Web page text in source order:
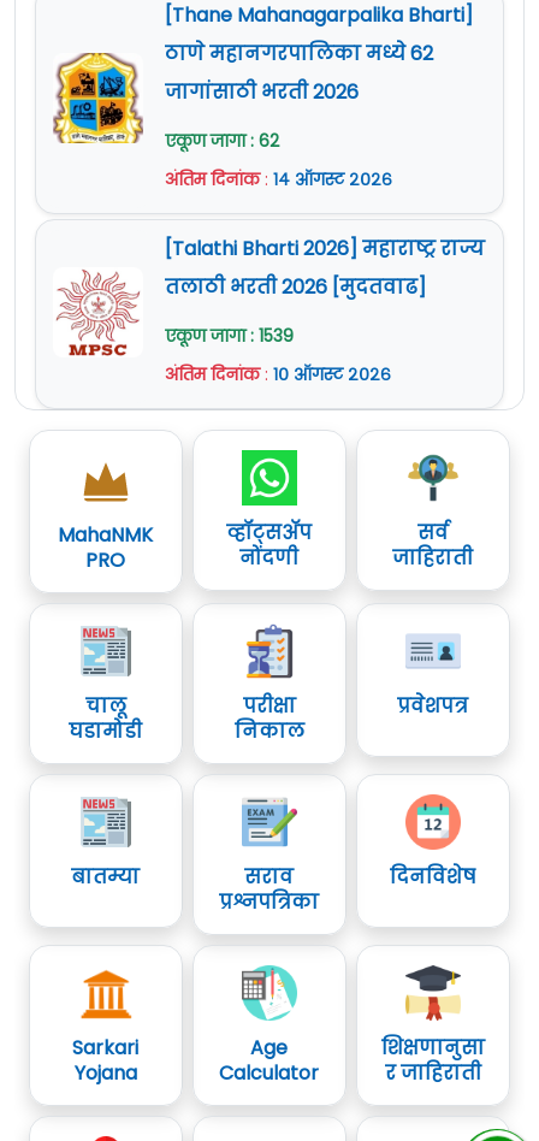
[Thane Mahanagarpalika Bharti]
ठाणे महानगरपालिका मध्ये 62
जागांसाठी भरती 2026
एकूण जागा : 62
अंतिम दिनांक: १४ ऑगस्ट २०२६
[Talathi Bharti 2026] महाराष्ट्र राज्य
तलाठी भरती 2026 [मुदतवाढ]
एकूण जागा : 1539
अंतिम दिनांक: १० ऑगस्ट २०२६
MahaNMK
PRO
व्हॉट्सॲप
नोंदणी
सर्व
जाहिराती
चालू
घडामोडी
परीक्षा
निकाल
प्रवेशपत्र
बातम्या
सराव
प्रश्नपत्रिका
दिनविशेष
Sarkari
Yojana
Age
Calculator
शिक्षणानुसा
र जाहिराती